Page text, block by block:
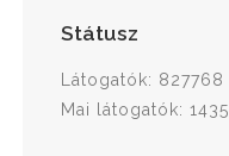
Státusz
Látogatók: 827768
Mai látogatók: 1435